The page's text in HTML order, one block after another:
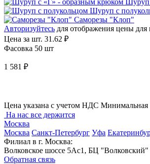
Шуруп с
Саморезы "Клоп"
Авторизуйтесь для отображения цены для
Цена за шт. 31.62 ₽
Фасовка 50 шт
1 581 ₽
Цена указана с учетом НДС Минимальная
На нас все держится
Москва
Москва Санкт-Петербург Уфа
Филиал в г. Москва:
Волковское шоссе 5Ас1, БЦ "Волковский"
Обратная связь